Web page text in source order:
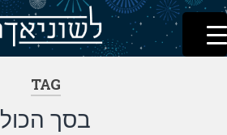
דלג
לתוכן
לשוניאדה
עברית. לשון. שפה
TAG
בסך הכול